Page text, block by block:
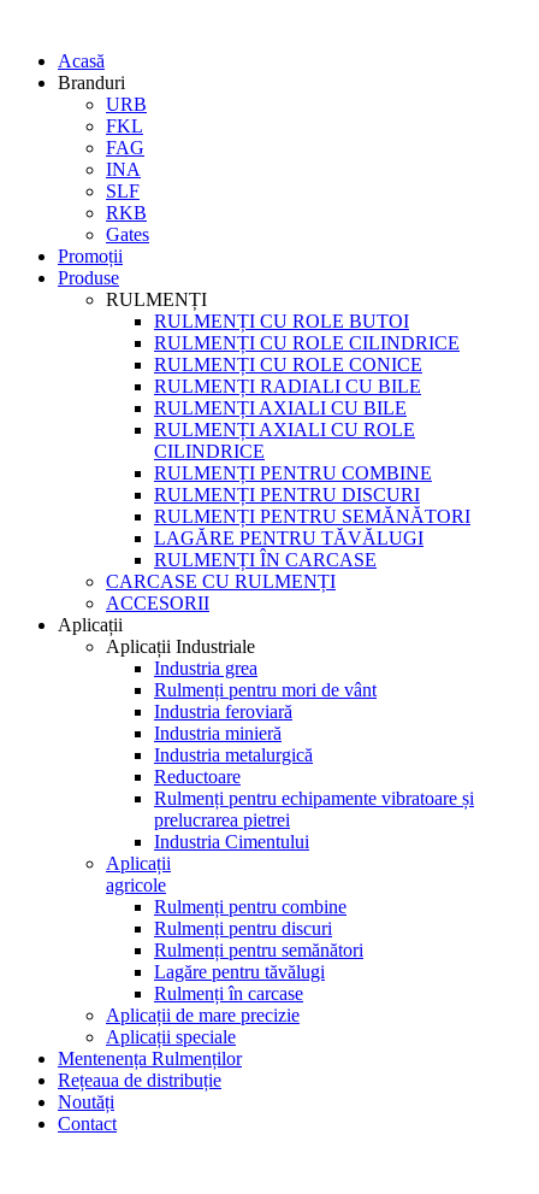
Acasă
Branduri
URB
FKL
FAG
INA
SLF
RKB
Gates
Promoții
Produse
RULMENȚI
RULMENȚI CU ROLE BUTOI
RULMENȚI CU ROLE CILINDRICE
RULMENȚI CU ROLE CONICE
RULMENȚI RADIALI CU BILE
RULMENȚI AXIALI CU BILE
RULMENȚI AXIALI CU ROLE
CILINDRICE
RULMENȚI PENTRU COMBINE
RULMENȚI PENTRU DISCURI
RULMENȚI PENTRU SEMĂNĂTORI
LAGĂRE PENTRU TĂVĂLUGI
RULMENȚI ÎN CARCASE
CARCASE CU RULMENȚI
ACCESORII
Aplicații
Aplicații Industriale
Industria grea
Rulmenți pentru mori de vânt
Industria feroviară
Industria minieră
Industria metalurgică
Reductoare
Rulmenți pentru echipamente vibratoare și
prelucrarea pietrei
Industria Cimentului
Aplicații
agricole
Rulmenți pentru combine
Rulmenți pentru discuri
Rulmenți pentru semănători
Lagăre pentru tăvălugi
Rulmenți în carcase
Aplicații de mare precizie
Aplicații speciale
Mentenența Rulmenților
Rețeaua de distribuție
Noutăți
Contact